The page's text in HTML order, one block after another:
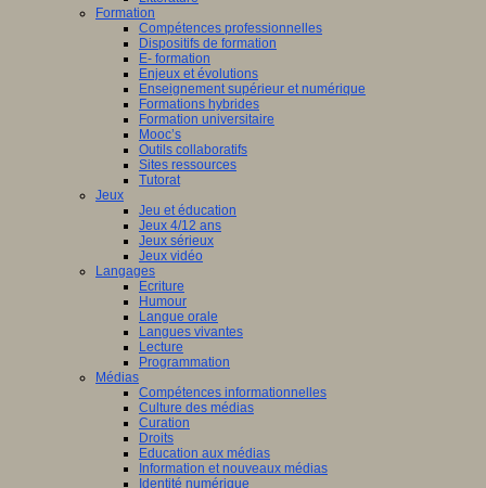
Formation
Compétences professionnelles
Dispositifs de formation
E- formation
Enjeux et évolutions
Enseignement supérieur et numérique
Formations hybrides
Formation universitaire
Mooc’s
Outils collaboratifs
Sites ressources
Tutorat
Jeux
Jeu et éducation
Jeux 4/12 ans
Jeux sérieux
Jeux vidéo
Langages
Ecriture
Humour
Langue orale
Langues vivantes
Lecture
Programmation
Médias
Compétences informationnelles
Culture des médias
Curation
Droits
Education aux médias
Information et nouveaux médias
Identité numérique